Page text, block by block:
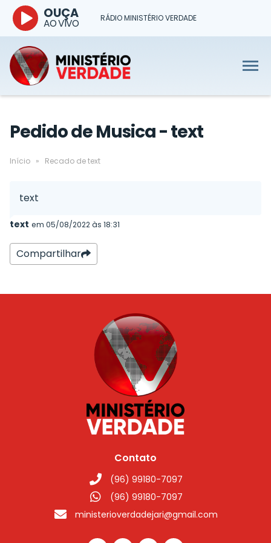
RÁDIO MINISTÉRIO VERDADE
OUÇA
AO VIVO
Pedido de Musica - text
Início » Recado de text
text
text em 05/08/2022 às 18:31
Compartilhar
Contato
(96) 99180-7097
(96) 99180-7097
ministerioverdadejari@gmail.com